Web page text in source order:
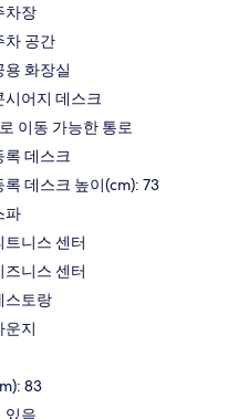
차장
차 공간
화장실
시어지 데스크
이동 가능한 통로
록 데스크
데스크 높이(cm): 73
파
니스 센터
니스 센터
스토랑
운지
83
있음